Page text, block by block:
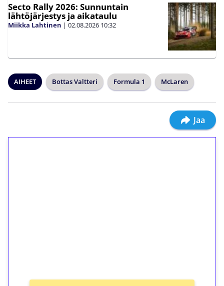
Secto Rally 2026: Sunnuntain
lähtöjärjestys ja aikataulu
Miikka Lahtinen | 02.08.2026 10:32
AIHEET Bottas Valtteri Formula 1 McLaren
Jaa